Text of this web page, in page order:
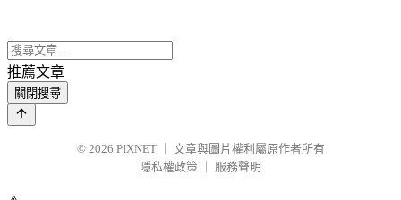
推薦文章
關閉搜尋
© 2026 PIXNET
文章與圖片權利屬原作者所有
隱私權政策
服務聲明